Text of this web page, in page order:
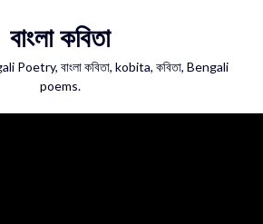
বাংলা কবিতা
Poetry, বাংলা কবিতা, kobita, কবিতা, Bengali
poems.